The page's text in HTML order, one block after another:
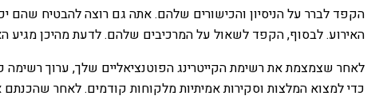
הקפד לברר על הניסיון והכישורים שלהם. אתה גם רוצה להבטיח שהם
האירוע. לבסוף, הקפד לשאול על המרכיבים שלהם. לדעת מהיכן מגיע
לאחר שצמצמת את רשימת הקייטרינג הפוטנציאליים שלך, ערוך
כדי למצוא המלצות וסקירות אמיתיות מלקוחות קודמים. לאחר